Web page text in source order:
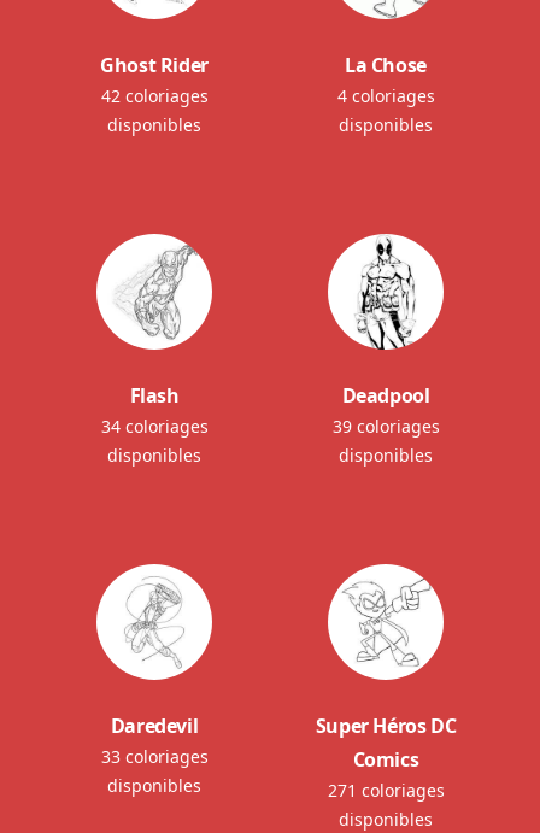
Ghost Rider
42 coloriages
disponibles
La Chose
4 coloriages
disponibles
Flash
34 coloriages
disponibles
Deadpool
39 coloriages
disponibles
Daredevil
33 coloriages
disponibles
Super Héros DC
Comics
271 coloriages
disponibles